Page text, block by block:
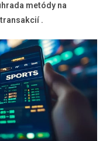
metódy na
.